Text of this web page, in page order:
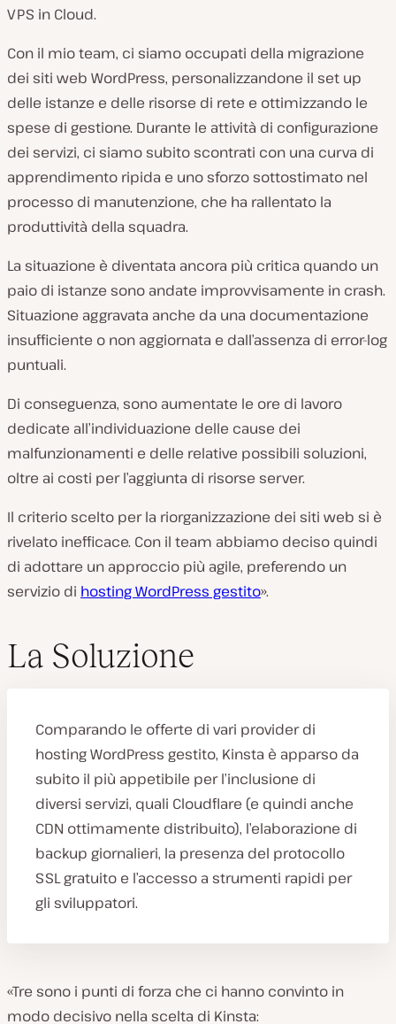
VPS in Cloud.
Con il mio team, ci siamo occupati della migrazione
dei siti web WordPress, personalizzandone il set up
delle istanze e delle risorse di rete e ottimizzando le
spese di gestione. Durante le attività di configurazione
dei servizi, ci siamo subito scontrati con una curva di
apprendimento ripida e uno sforzo sottostimato nel
processo di manutenzione, che ha rallentato la
produttività della squadra.
La situazione è diventata ancora più critica quando un
paio di istanze sono andate improvvisamente in crash.
Situazione aggravata anche da una documentazione
insufficiente o non aggiornata e dall’assenza di error-log
puntuali.
Di conseguenza, sono aumentate le ore di lavoro
dedicate all’individuazione delle cause dei
malfunzionamenti e delle relative possibili soluzioni,
oltre ai costi per l’aggiunta di risorse server.
Il criterio scelto per la riorganizzazione dei siti web si è
rivelato inefficace. Con il team abbiamo deciso quindi
di adottare un approccio più agile, preferendo un
servizio di hosting WordPress gestito».
La Soluzione
Comparando le offerte di vari provider di
hosting WordPress gestito, Kinsta è apparso da
subito il più appetibile per l’inclusione di
diversi servizi, quali Cloudflare (e quindi anche
CDN ottimamente distribuito), l’elaborazione di
backup giornalieri, la presenza del protocollo
SSL gratuito e l’accesso a strumenti rapidi per
gli sviluppatori.
«Tre sono i punti di forza che ci hanno convinto in
modo decisivo nella scelta di Kinsta: